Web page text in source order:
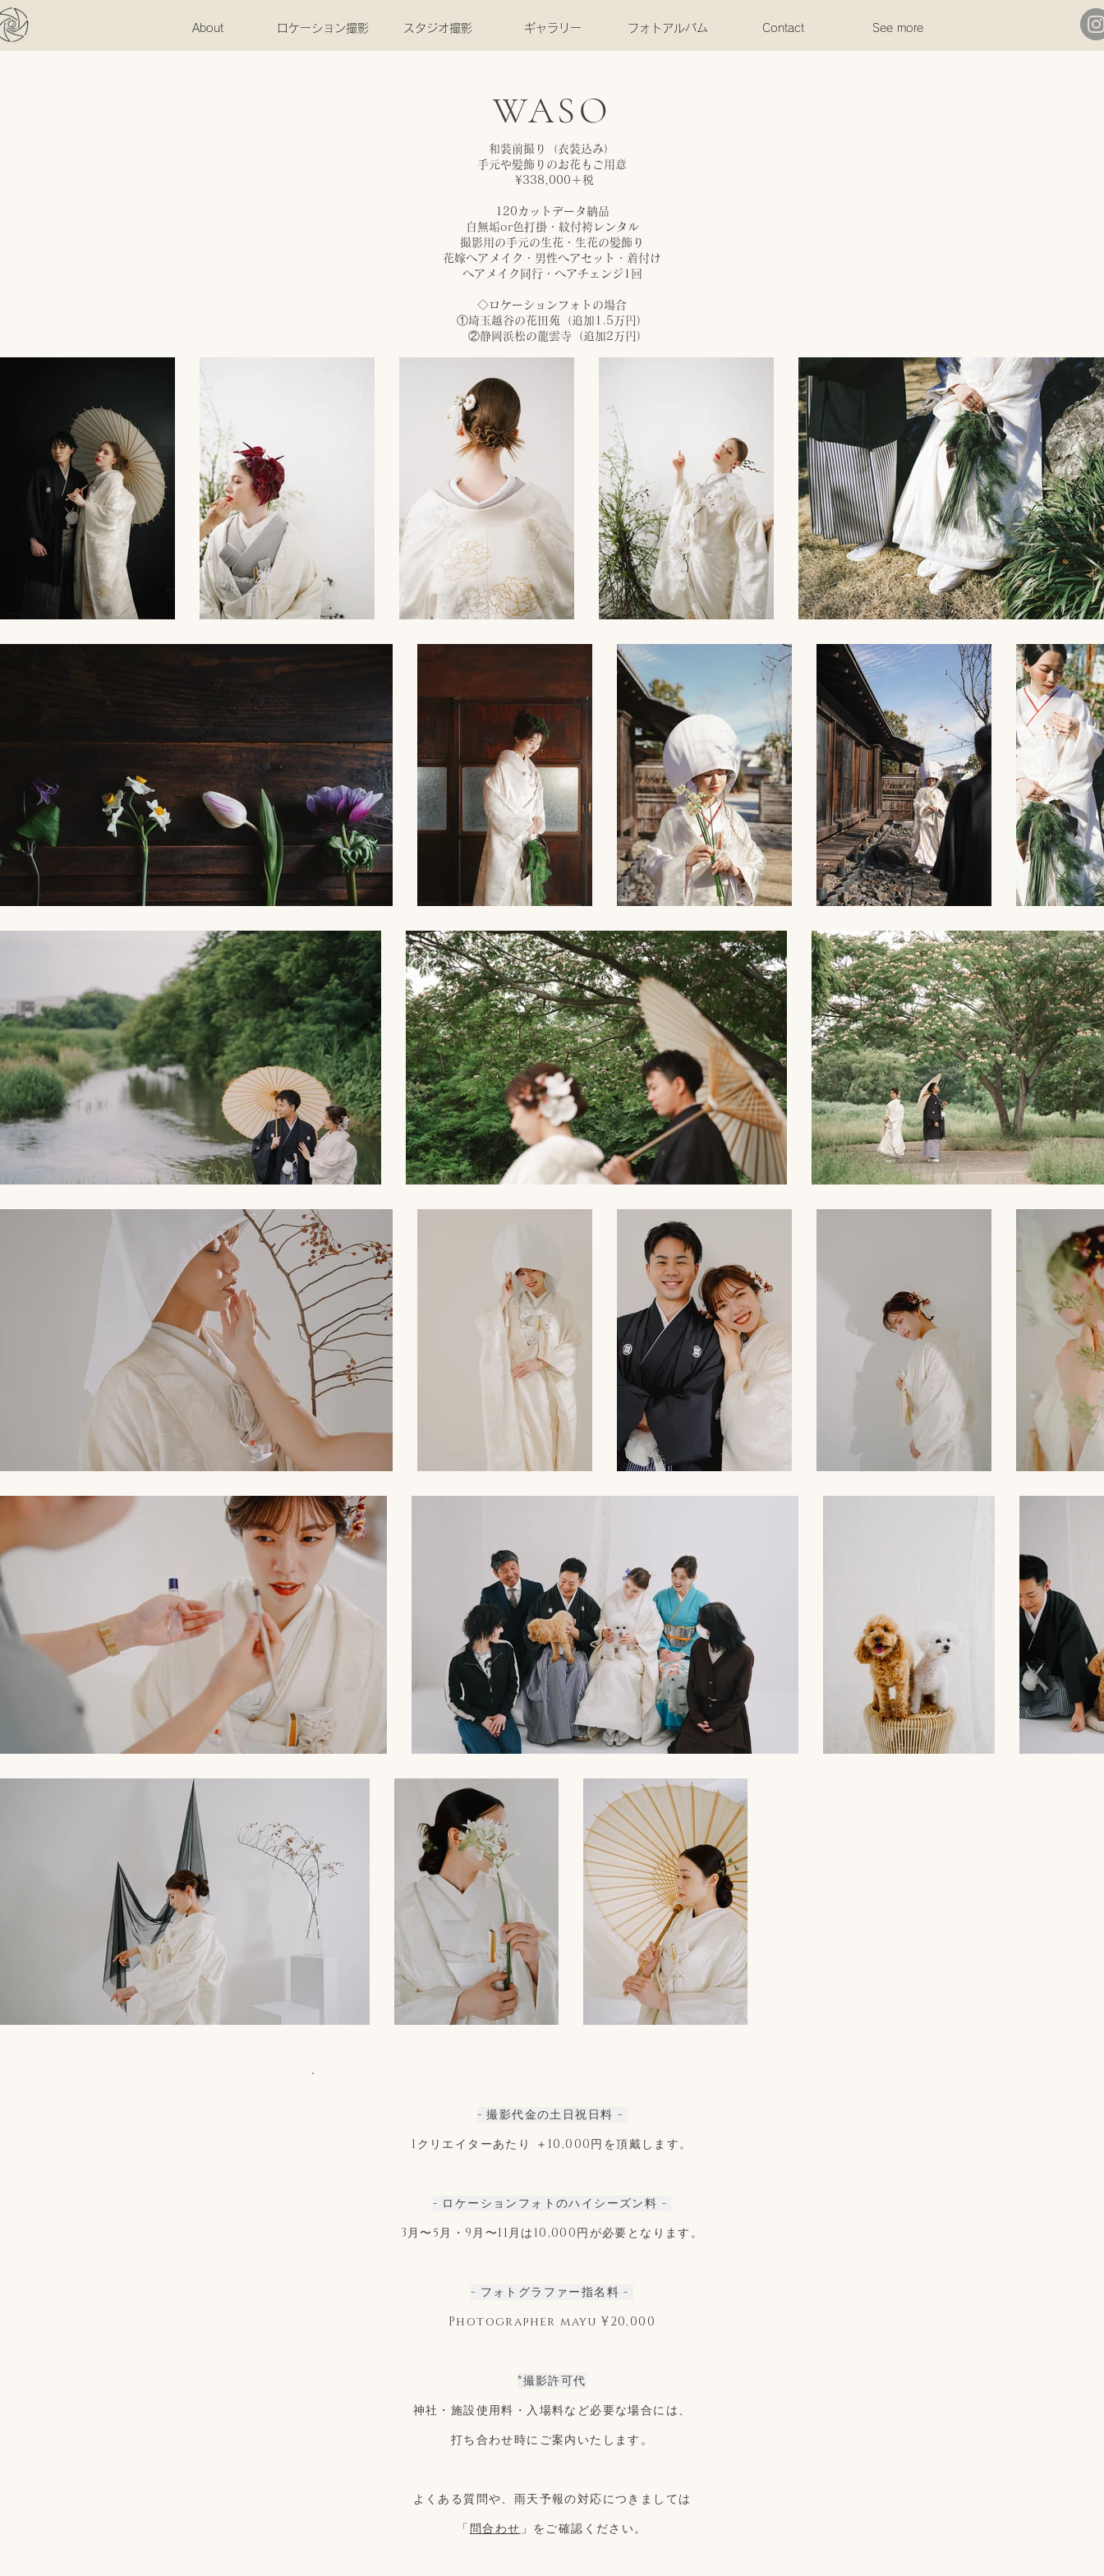
About ロケーション撮影 スタジオ撮影 ギャラリー フォトアルバム Contact See more
WASO
和装前撮り（衣装込み）
手元や髪飾りのお花もご用意
¥338,000＋税
120カットデータ納品
​白無垢or色打掛・紋付袴レンタル
撮影用の手元の生花・生花の髪飾り
花嫁ヘアメイク・男性ヘアセット・着付け
​ヘアメイク同行・ヘアチェンジ1回
◇ロケーションフォトの場合
①埼玉越谷の花田苑（追加1.5万円）
②静岡浜松の龍雲寺（追加2万円）
- 撮影代金の土日祝日料 -
1クリエイターあたり ＋10,000円を頂戴します。
- ロケーションフォトのハイシーズン料 -
3月〜5月・9月〜11月は10,000円が必要となります。
- フォトグラファー指名料 -
Photographer mayu ¥20,000
*撮影許可代
神社・施設使用料・入場料など必要な場合には、
打ち合わせ時にご案内いたします。
よくある質問や、雨天予報の対応につきましては
「 問合わせ 」をご確認ください。